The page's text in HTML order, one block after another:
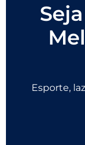
Esporte,